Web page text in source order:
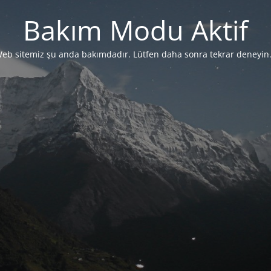
Bakım Modu Aktif
sitemiz şu anda bakımdadır. Lütfen daha sonra tekrar